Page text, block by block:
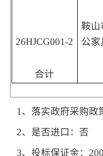
26HJCG001-2
鞍山
公家
合计
1、落实政府采购政
2、是否进口：否
3、投标保证金：